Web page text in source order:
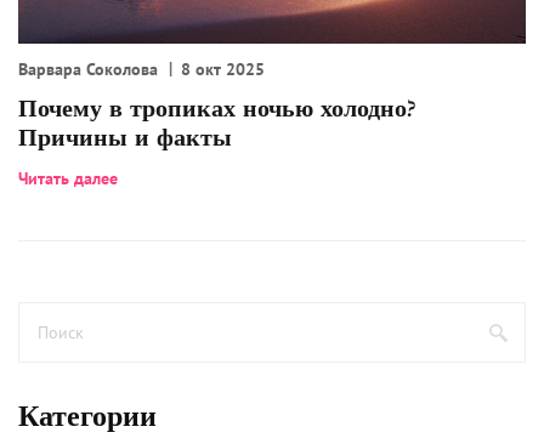
Варвара Соколова 8 окт 2025
Почему в тропиках ночью холодно?
Причины и факты
Читать далее
Категории